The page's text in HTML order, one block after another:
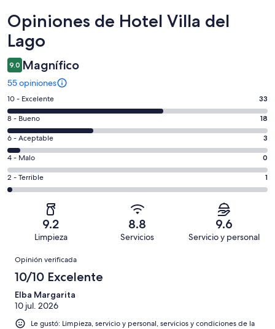
Opiniones
Opiniones de Hotel Villa del
Lago
9.0 Magnífico
55 opiniones
Puntuación
de
10,
es
decir,
Excelente.
Basada
en
opiniones
10 - Excelente 33
Puntuación
de
8,
es
decir,
Bueno.
opiniones
8 - Bueno 18
Puntuación
de
6,
es
decir,
Aceptable.
de
opiniones
6 - Aceptable 3
Puntuación
de
4,
Basada
de
opiniones
4 - Malo 0
Puntuación
de
Terrible.
Basada
de
55
opiniones
2 - Terrible 1
9.2
Limpieza
8.8
Servicios
9.6
Servicio y personal
Opiniones
Opinión verificada
10/10 Excelente
Elba Margarita
10 jul. 2026
Le gustó: Limpieza, servicio y personal, servicios y condiciones de la